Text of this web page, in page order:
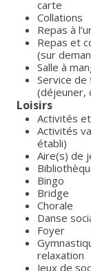
carte
Collations
Repas à
Repas et
(sur
Salle à
Service
(déjeuner,
Loisirs
Activités
Activités
établi)
Aire(s) de
Bingo
Bridge
Chorale
Danse
Foyer
relaxation
Jeux de